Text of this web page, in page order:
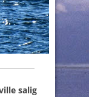
salig